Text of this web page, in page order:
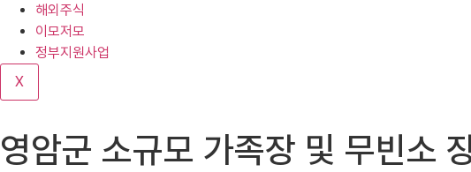
기
해외주식
이모저모
정부지원사업
X
영암군 소규모 가족장 및 무빈소